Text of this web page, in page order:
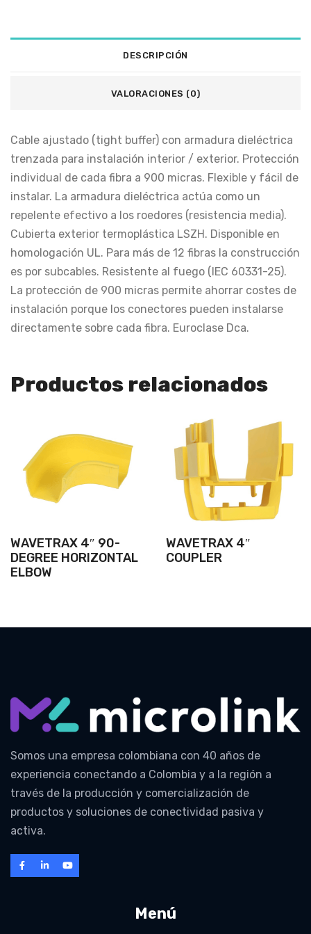
DESCRIPCIÓN
VALORACIONES (0)
Cable ajustado (tight buffer) con armadura dieléctrica
trenzada para instalación interior / exterior. Protección
individual de cada fibra a 900 micras. Flexible y fácil de
instalar. La armadura dieléctrica actúa como un
repelente efectivo a los roedores (resistencia media).
Cubierta exterior termoplástica LSZH. Disponible en
homologación UL. Para más de 12 fibras la construcción
es por subcables. Resistente al fuego (IEC 60331-25).
La protección de 900 micras permite ahorrar costes de
instalación porque los conectores pueden instalarse
directamente sobre cada fibra. Euroclase Dca.
Productos relacionados
WAVETRAX 4″ 90-
DEGREE HORIZONTAL
ELBOW
WAVETRAX 4″
COUPLER
Somos una empresa colombiana con 40 años de
experiencia conectando a Colombia y a la región a
través de la producción y comercialización de
productos y soluciones de conectividad pasiva y
activa.
Menú